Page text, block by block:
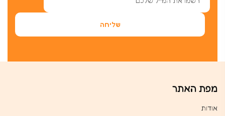
מפת האתר
אודות